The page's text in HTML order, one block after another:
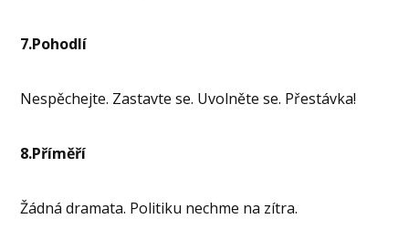
7.Pohodlí
Nespěchejte. Zastavte se. Uvolněte se. Přestávka!
8.Příměří
Žádná dramata. Politiku nechme na zítra.